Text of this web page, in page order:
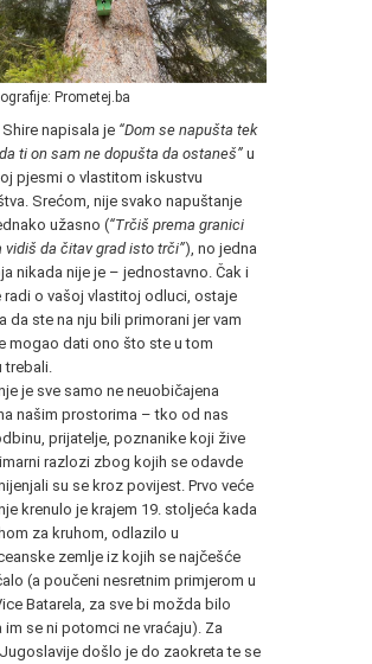
Prometej.ba
napisala je “Dom se napušta tek
ti on sam ne dopušta da ostaneš” u
pjesmi o vlastitom iskustvu
Srećom, nije svako napuštanje
užasno (“Trčiš prema granici
vidiš da čitav grad isto trči”), no jedna
nikada nije je – jednostavno. Čak i
radi o vašoj vlastitoj odluci, ostaje
da ste na nju bili primorani jer vam
mogao dati ono što ste u tom
trebali.
je sve samo ne neuobičajena
našim prostorima – tko od nas
prijatelje, poznanike koji žive
razlozi zbog kojih se odavde
su se kroz povijest. Prvo veće
krenulo je krajem 19. stoljeća kada
za kruhom, odlazilo u
zemlje iz kojih se najčešće
(a poučeni nesretnim primjerom u
Batarela, za sve bi možda bilo
im se ni potomci ne vraćaju). Za
došlo je do zaokreta te se